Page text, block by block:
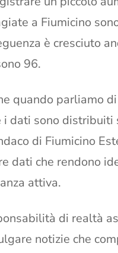
a Fiumicino
è cresciuto
96.
quando parliamo
dati sono
di Fiumicino
dati che rendono
attiva.
di realtà
notizie che